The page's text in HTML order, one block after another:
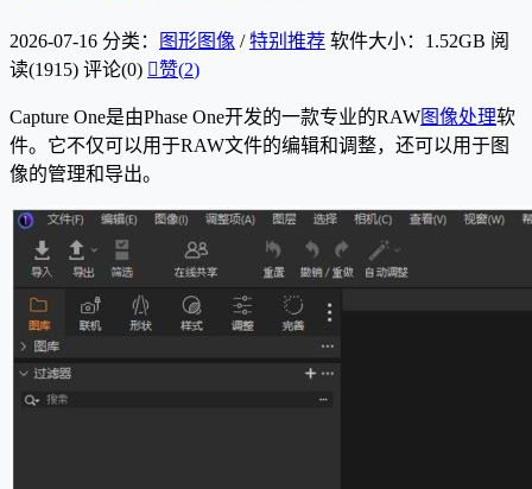
2026-07-16 分类： 图形图像 /特别推荐 软件大小：1.52GB 阅
读(1915) 评论(0) 赞(2)
Capture One是由Phase One开发的一款专业的RAW图像处理软
件。它不仅可以用于RAW文件的编辑和调整，还可以用于图
像的管理和导出。